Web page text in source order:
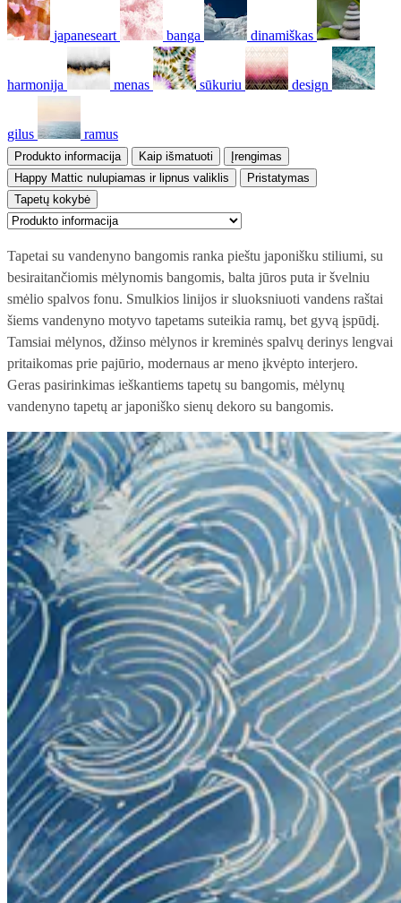
japaneseart banga dinamiškas
harmonija menas sūkuriu design
gilus ramus
Produkto informacija Kaip išmatuoti
Įrengimas
Happy Mattic nulupiamas ir lipnus valiklis
Pristatymas
Tapetų kokybė
Tapetai su vandenyno bangomis ranka pieštu japonišku stiliumi, su
besiraitančiomis mėlynomis bangomis, balta jūros puta ir švelniu
smėlio spalvos fonu. Smulkios linijos ir sluoksniuoti vandens raštai
šiems vandenyno motyvo tapetams suteikia ramų, bet gyvą įspūdį.
Tamsiai mėlynos, džinso mėlynos ir kreminės spalvų derinys lengvai
pritaikomas prie pajūrio, modernaus ar meno įkvėpto interjero.
Geras pasirinkimas ieškantiems tapetų su bangomis, mėlynų
vandenyno tapetų ar japoniško sienų dekoro su bangomis.